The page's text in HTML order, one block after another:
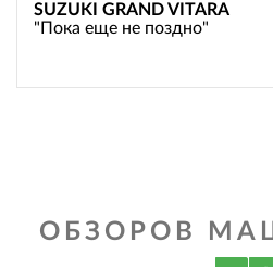
SUZUKI GRAND VITARA
"Пока еще не поздно"
ОБЗОРОВ